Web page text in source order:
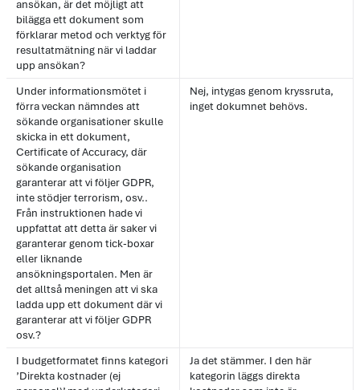
ansökan, är det möjligt att
bilägga ett dokument som
förklarar metod och verktyg för
resultatmätning när vi laddar
upp ansökan?
Under informationsmötet i
förra veckan nämndes att
sökande organisationer skulle
skicka in ett dokument,
Certificate of Accuracy, där
sökande organisation
garanterar att vi följer GDPR,
inte stödjer terrorism, osv..
Från instruktionen hade vi
uppfattat att detta är saker vi
garanterar genom tick-boxar
eller liknande
ansökningsportalen. Men är
det alltså meningen att vi ska
ladda upp ett dokument där vi
garanterar att vi följer GDPR
osv.?
Nej, intygas genom kryssruta,
inget dokumnet behövs.
I budgetformatet finns kategori
’Direkta kostnader (ej
Ja det stämmer. I den här
kategorin läggs direkta